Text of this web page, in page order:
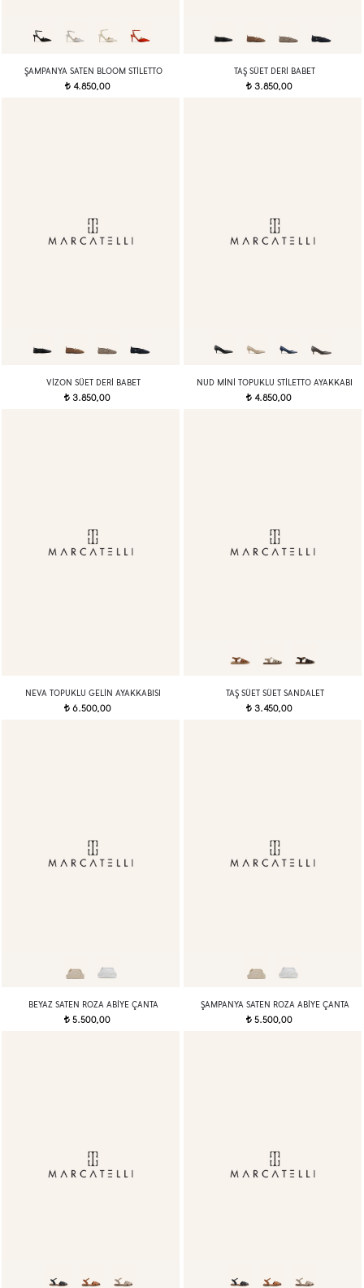
ŞAMPANYA SATEN BLOOM STILETTO
t4.850,00
TAŞ SÜET DERI BABET
t3.850,00
VIZON SÜET DERI BABET
t 3.850,00
NUD MINI TOPUKLU STILETTO AYAKKABI
t 4.850,00
NEVA TOPUKLU GELIN AYAKKABISI
t6.500,00
TAŞ SÜET SÜET SANDALET
t3.450,00
BEYAZ SATEN ROZA ABIYE ÇANTA
t 5.500,00
ŞAMPANYA SATEN ROZA ABIYE ÇANTA
t5.500,00